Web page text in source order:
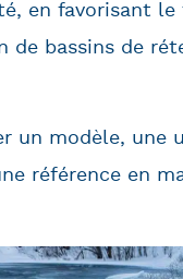
en favorisant
de bassins de
un modèle, une
référence en